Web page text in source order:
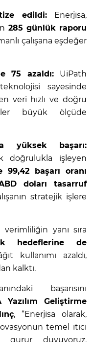
edildi:Enerjisa,
285 günlük raporu
çalışana eşdeğer
75 azaldı: UiPath
sayesinde
veri hızlı ve doğru
büyük ölçüde
yüksek başarı:
doğrulukla işleyen
99,42 başarı oranı
doları tasarruf
stratejik işlere
yanı sıra
hedeflerine de
kullanımı azaldı,
kalktı.
başarısını
Yazılım Geliştirme
, “Enerjisa olarak,
temel itici
duyuyoruz.